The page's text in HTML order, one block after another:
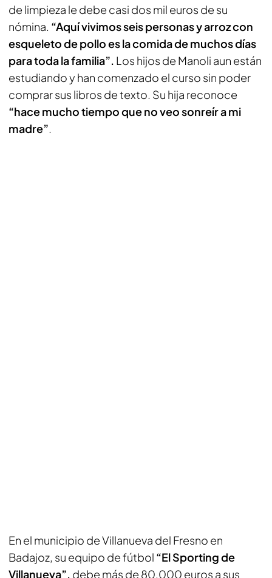
de limpieza le debe casi dos mil euros de su
nómina. “Aquí vivimos seis personas y arroz con
esqueleto de pollo es la comida de muchos días
para toda la familia”. Los hijos de Manoli aun están
estudiando y han comenzado el curso sin poder
comprar sus libros de texto. Su hija reconoce
“hace mucho tiempo que no veo sonreír a mi
madre”.
En el municipio de Villanueva del Fresno en
Badajoz, su equipo de fútbol “El Sporting de
Villanueva”, debe más de 80.000 euros a sus